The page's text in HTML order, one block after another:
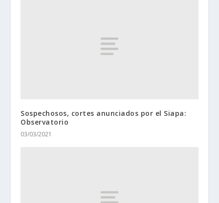
Sospechosos, cortes anunciados por el Siapa:
Observatorio
03/03/2021